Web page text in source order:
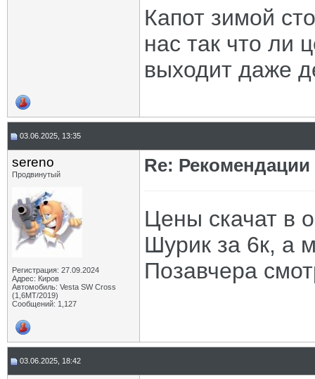
Капот зимой
нас так что ли
выходит даже
03.06.2025, 13:35
sereno
Продвинутый
Регистрация: 27.09.2024
Адрес: Киров
Автомобиль: Vesta SW Cross
(1,6МТ/2019)
Сообщений: 1,127
Re:
Цены скачат в
Шурик за 6к, а
Позавчера
03.06.2025, 18:42